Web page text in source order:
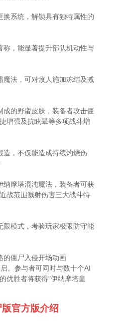
换系统，解锁具有独特属性的
称，能显著提升部队机动性与
魔法，可对敌人施加冻结及减
成的野蛮皮肤，装备者攻击僵
增强及抗眩晕等多项战斗增
造，不仅能造成持续灼烧伤
纳摩塔混沌魔法，装备者可获
战范围溅射伤害三大战斗特
限模式，考验玩家极限防守能
的僵尸入侵开场动画
。参与者可同时与数十个AI
优胜者将获得"伊纳摩塔皇
官方版介绍